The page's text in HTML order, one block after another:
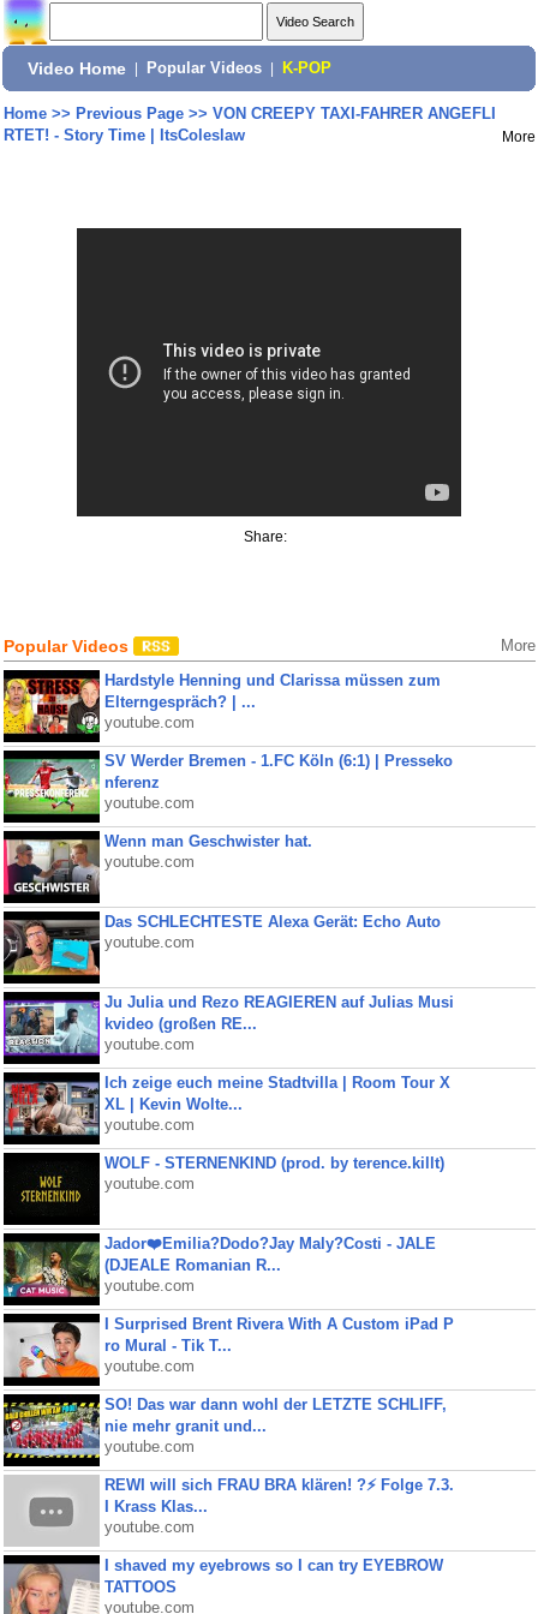
Video Home Popular Videos K-POP
Home>> Previous Page>> VON CREEPY TAXI-FAHRER ANGEFLI
RTET! - Story Time | ItsColeslaw
More
Share:
Popular Videos More
Hardstyle Henning und Clarissa müssen zum
Elterngespräch? | ...
youtube.com
SV Werder Bremen - 1.FC Köln (6:1) | Presseko
nferenz
youtube.com
Wenn man Geschwister hat.
youtube.com
Das SCHLECHTESTE Alexa Gerät: Echo Auto
youtube.com
Ju Julia und Rezo REAGIEREN auf Julias Musi
kvideo (großen RE...
youtube.com
Ich zeige euch meine Stadtvilla | Room Tour X
XL | Kevin Wolte...
youtube.com
WOLF - STERNENKIND (prod. by terence.killt)
youtube.com
Jador❤️Emilia?Dodo?Jay Maly?Costi - JALE
(DJEALE Romanian R...
youtube.com
I Surprised Brent Rivera With A Custom iPad P
ro Mural - Tik T...
youtube.com
SO! Das war dann wohl der LETZTE SCHLIFF,
nie mehr granit und...
youtube.com
REWI will sich FRAU BRA klären! ?⚡️ Folge 7.3.
I Krass Klas...
youtube.com
I shaved my eyebrows so I can try EYEBROW
TATTOOS
youtube.com